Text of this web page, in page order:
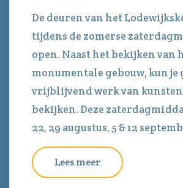
De deuren van het
tijdens de zomerse
open. Naast het bekijken van
monumentale gebouw, kun je
vrijblijvend werk van
bekijken. Deze
22, 29 augustus, 5 & 12
Lees meer